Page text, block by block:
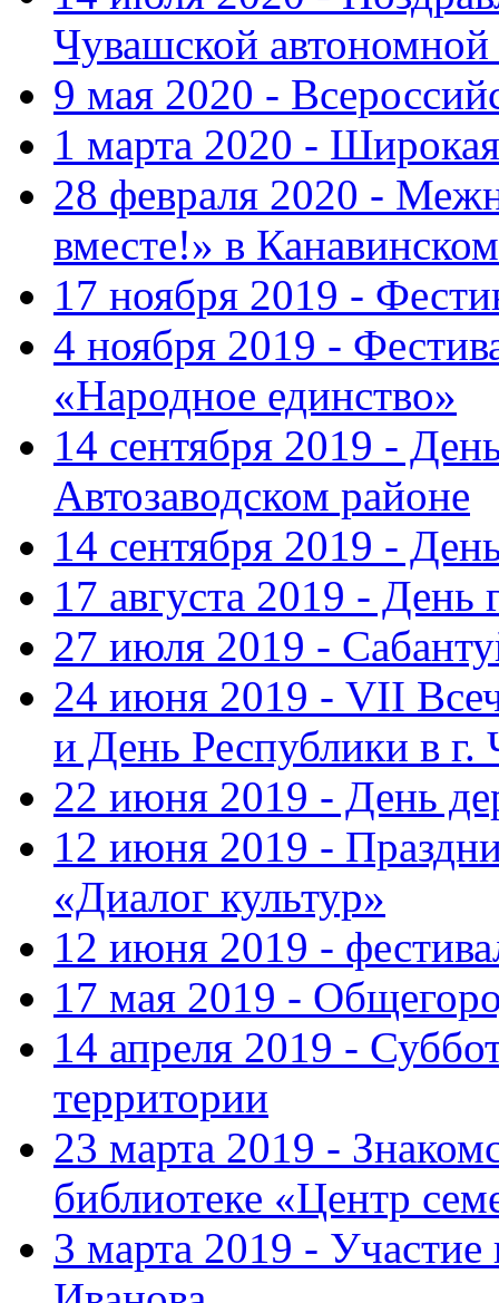
Чувашской автономной
9 мая 2020 -
1 марта 2020 -
28 февраля 2020 -
вместе!» в
17 ноября 2019 -
4 ноября 2019 -
«Народное единство»
14 сентября 2019 -
Автозаводском районе
14 сентября 2019 -
17 августа 2019 -
27 июля 2019 -
24 июня 2019 - VII
и День Республики в г.
22 июня 2019 - День
12 июня 2019 -
«Диалог культур»
12 июня 2019 -
17 мая 2019 -
14 апреля 2019 -
территории
23 марта 2019 -
библиотеке «Центр
3 марта 2019 -